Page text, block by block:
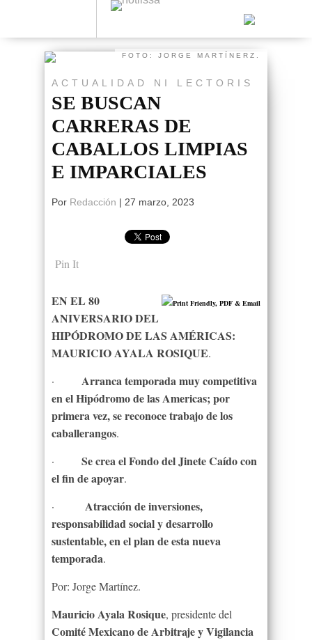
FOTO: JORGE MARTÍNERZ.
ACTUALIDAD NI LECTORIS
SE BUSCAN
CARRERAS DE
CABALLOS LIMPIAS
E IMPARCIALES
Por Redacción | 27 marzo, 2023
Pin It
EN EL 80
ANIVERSARIO DEL
HIPÓDROMO DE LAS AMÉRICAS:
MAURICIO AYALA ROSIQUE.
· Arranca temporada muy competitiva
en el Hipódromo de las Americas; por
primera vez, se reconoce trabajo de los
caballerangos.
· Se crea el Fondo del Jinete Caído con
el fin de apoyar.
· Atracción de inversiones,
responsabilidad social y desarrollo
sustentable, en el plan de esta nueva
temporada.
Por: Jorge Martínez.
Mauricio Ayala Rosique, presidente del
Comité Mexicano de Arbitraje y Vigilancia